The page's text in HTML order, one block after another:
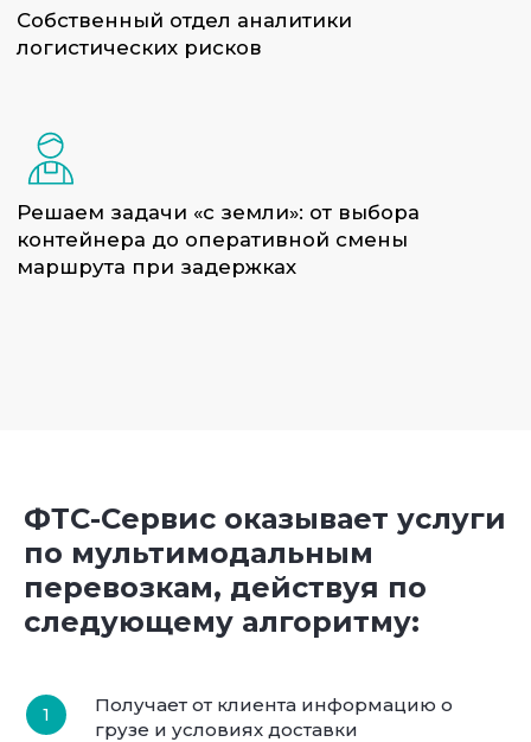
ФТС-Сервис оказывает услуги
по мультимодальным
перевозкам, действуя по
следующему алгоритму:
Получает от клиента информацию о
грузе и условиях доставки